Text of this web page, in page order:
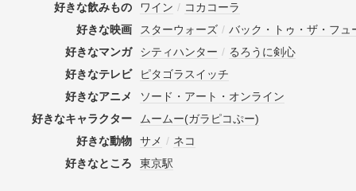
好きな飲みもの ワイン / コカコーラ
好きな映画
スターウォーズ / バック・トゥ・ザ・フュ
好きなマンガ
シティハンター / るろうに剣心
好きなテレビ
ピタゴラスイッチ
好きなアニメ
ソード・アート・オンライン
好きなキャラクター
ムームー(ガラピコぷー)
好きな動物
サメ / ネコ
好きなところ
東京駅